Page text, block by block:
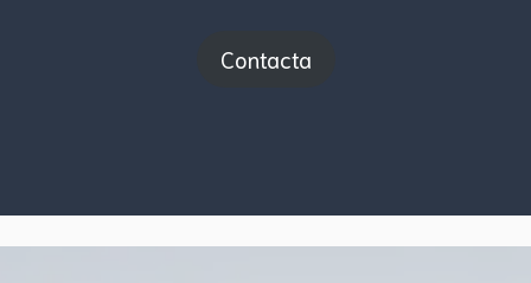
Contacta